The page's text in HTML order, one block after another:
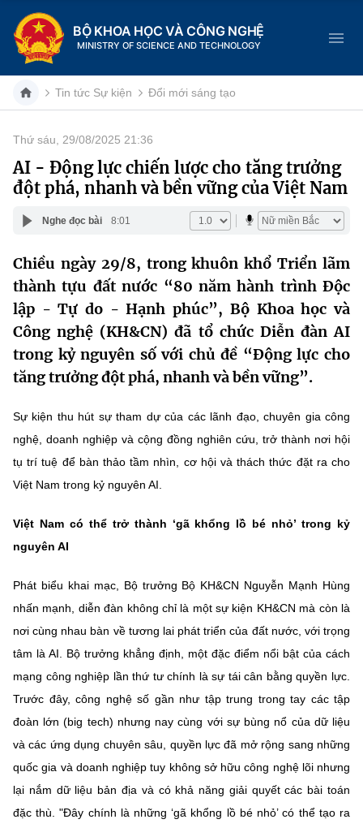
BỘ KHOA HỌC VÀ CÔNG NGHỆ
MINISTRY OF SCIENCE AND TECHNOLOGY
Danh mục
Trang chủ
Giới thiệu
Chức năng nhiệm vụ
Cơ cấu tổ chức
Lịch sử phát triển
Sở Khoa học và Công nghệ
Tin tức sự kiện
Khoa học và Công nghệ
Đổi mới sáng tạo
Chuyển đổi số
Sở hữu trí tuệ
Năng lượng nguyên tử
Tin tổng hợp
Tin địa phương
Dịch vụ công
Hệ thống văn bản
Văn bản QPPL
Văn bản chỉ đạo điều hành
Lấy ý kiến người dân về dự thảo VBQPPL
MST IOFFICE
THỐNG KÊ
Khoa học và Công nghệ
Sở hữu trí tuệ
Tiêu chuẩn, đo lường, chất lượng
Năng lượng nguyên tử
Multimedia
THƯ ĐIỆN TỬ
Khác
Ảnh
Nhiệm vụ trọng tâm
Vietnamese English
Tin tức Sự kiện Đổi mới sáng tạo
Thứ sáu, 29/08/2025 21:36
AI - Động lực chiến lược cho tăng trưởng
đột phá, nhanh và bền vững của Việt Nam
Nghe đọc bài 8:01
Chiều ngày 29/8, trong khuôn khổ Triển lãm
thành tựu đất nước “80 năm hành trình Độc
lập - Tự do - Hạnh phúc”, Bộ Khoa học và
Công nghệ (KH&CN) đã tổ chức Diễn đàn AI
trong kỷ nguyên số với chủ đề “Động lực cho
tăng trưởng đột phá, nhanh và bền vững”.
Sự kiện thu hút sự tham dự của các lãnh đạo, chuyên gia công
nghệ, doanh nghiệp và cộng đồng nghiên cứu, trở thành nơi hội
tụ trí tuệ để bàn thảo tầm nhìn, cơ hội và thách thức đặt ra cho
Việt Nam trong kỷ nguyên AI.
Việt Nam có thể trở thành ‘gã khổng lồ bé nhỏ’ trong kỷ
nguyên AI
Phát biểu khai mạc, Bộ trưởng Bộ KH&CN Nguyễn Mạnh Hùng
nhấn mạnh, diễn đàn không chỉ là một sự kiện KH&CN mà còn là
nơi cùng nhau bàn về tương lai phát triển của đất nước, với trọng
tâm là AI. Bộ trưởng khẳng định, một đặc điểm nổi bật của cách
mạng công nghiệp lần thứ tư chính là sự tái cân bằng quyền lực.
Trước đây, công nghệ số gần như tập trung trong tay các tập
đoàn lớn (big tech) nhưng nay cùng với sự bùng nổ của dữ liệu
và các ứng dụng chuyên sâu, quyền lực đã mở rộng sang những
quốc gia và doanh nghiệp tuy không sở hữu công nghệ lõi nhưng
lại nắm dữ liệu bản địa và có khả năng giải quyết các bài toán
đặc thù. "Đây chính là những ‘gã khổng lồ bé nhỏ’ có thể tạo ra